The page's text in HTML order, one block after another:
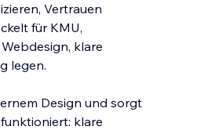
Vertrauen
für KMU,
klare
legen.
Design und sorgt
klare